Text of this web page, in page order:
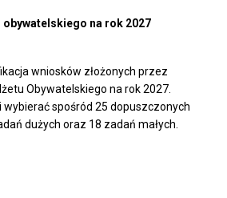
na rok 2027
wniosków złożonych przez
Obywatelskiego na rok 2027.
wybierać spośród 25 dopuszczonych
dużych oraz 18 zadań małych.